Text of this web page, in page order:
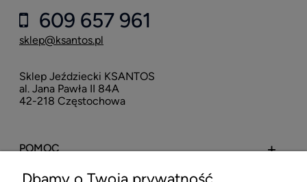
609 657 961
sklep@ksantos.pl
Sklep Jeździecki KSANTOS
al. Jana Pawła II 84A
42-218 Częstochowa
POMOC